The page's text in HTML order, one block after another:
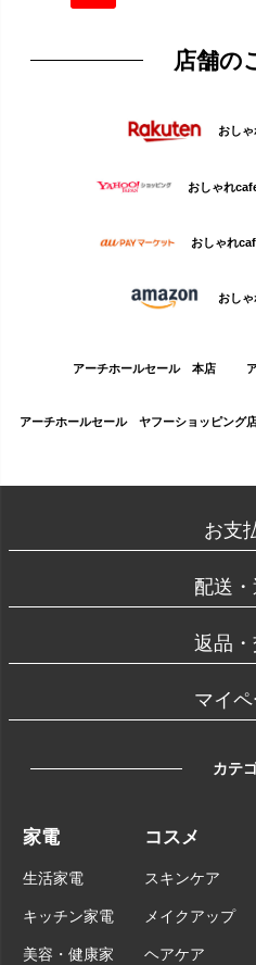
店舗の
おし
おしゃれ
おしゃれ
おし
アーチホールセール 本店
アーチホールセール ヤフーショッピング
お支
配送
返品
マイ
カテ
家電
生活家電
キッチン家電
美容・健康家
コスメ
スキンケア
メイクアップ
ヘアケア